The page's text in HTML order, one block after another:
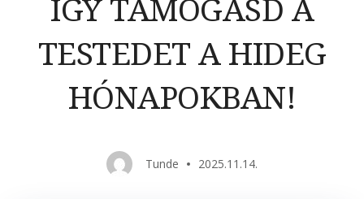
TESTEDET A HIDEG
HÓNAPOKBAN!
Tunde 2025.11.14.